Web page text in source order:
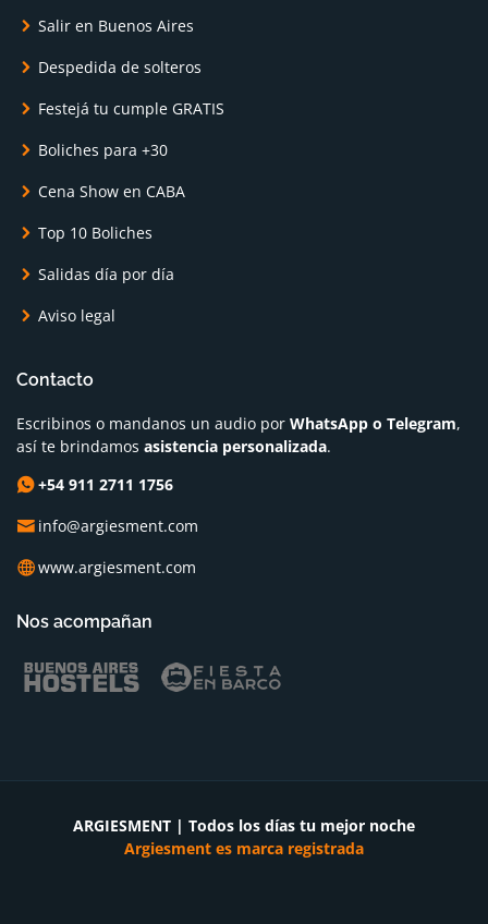
Salir en Buenos Aires
Despedida de solteros
Festejá tu cumple GRATIS
Boliches para +30
Cena Show en CABA
Top 10 Boliches
Salidas día por día
Aviso legal
Contacto
Escribinos o mandanos un audio por WhatsApp o Telegram,
así te brindamos asistencia personalizada.
+54 911 2711 1756
info@argiesment.com
www.argiesment.com
Nos acompañan
ARGIESMENT | Todos los días tu mejor noche
Argiesment es marca registrada